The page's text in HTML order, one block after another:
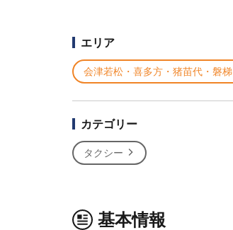
エリア
会津若松・喜多方・猪苗代・磐梯
カテゴリー
タクシー
基本情報